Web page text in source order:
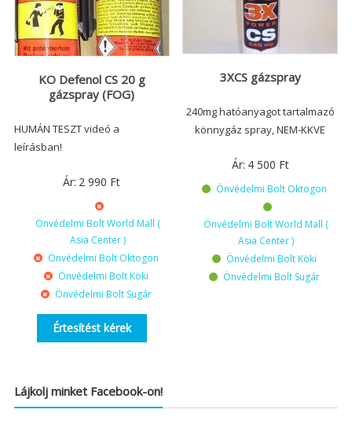
KO Defenol CS 20 g
gázspray (FOG)
HUMÁN TESZT videó a
leírásban!
Ár: 2 990 Ft
Önvédelmi Bolt World Mall (
Asia Center )
Önvédelmi Bolt Oktogon
Önvédelmi Bolt Köki
Önvédelmi Bolt Sugár
Értesítést kérek
3XCS gázspray
240mg hatóanyagot tartalmazó
könnygáz spray, NEM-KKVE
Ár: 4 500 Ft
Önvédelmi Bolt Oktogon
Önvédelmi Bolt World Mall (
Asia Center )
Önvédelmi Bolt Köki
Önvédelmi Bolt Sugár
Lájkolj minket Facebook-on!